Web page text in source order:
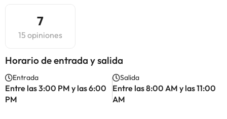
7
15 opiniones
Horario de entrada y salida
Entrada
Entre las 3:00 PM y las 6:00
PM
Salida
Entre las 8:00 AM y las 11:00
AM